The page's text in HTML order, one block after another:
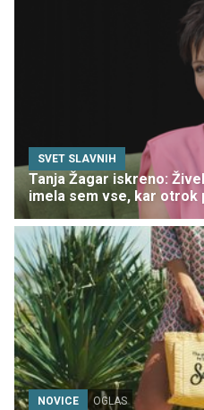
SVET SLAVNIH
Tanja Žagar iskreno:
imela sem vse, kar otrok
NOVICE OGLAS